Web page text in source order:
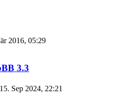
2016, 05:29
3.3
Sep 2024, 22:21